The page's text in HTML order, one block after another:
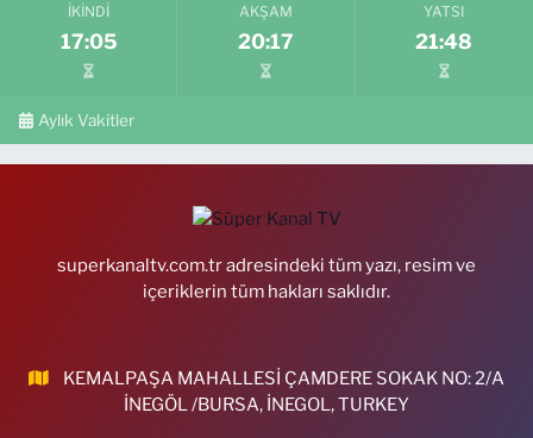
İKINDI
17:05
AKŞAM
20:17
YATSI
21:48
Aylık Vakitler
superkanaltv.com.tr adresindeki tüm yazı, resim ve
içeriklerin tüm hakları saklıdır.
KEMALPAŞA MAHALLESİ ÇAMDERE SOKAK NO: 2/A
İNEGÖL /BURSA, İNEGOL, TURKEY